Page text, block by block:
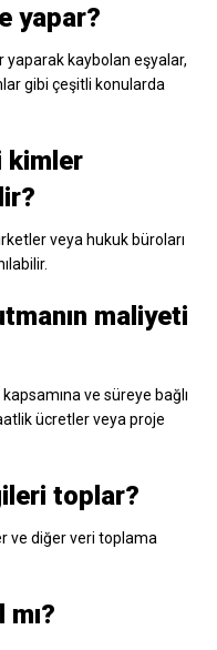
yapar?
kaybolan eşyalar,
gibi çeşitli konularda
kimler
veya hukuk büroları
maliyeti
ve süreye bağlı
ücretler veya proje
toplar?
ve diğer veri toplama